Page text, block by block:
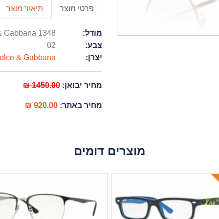
פרטי מוצר תיאור מוצר
מודל:
1348 Dolce & Gabbana
צבע:
02
יצרן:
& Gabbana
מחיר יבואן: 1450.00 ₪
מחיר באתר: 920.00 ₪
מוצרים דומים